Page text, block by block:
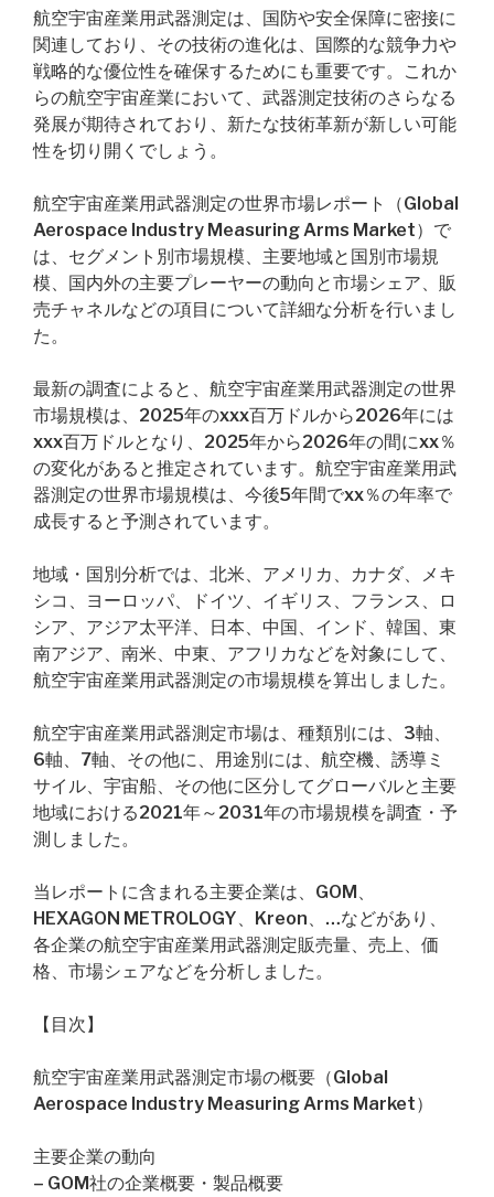
航空宇宙産業用武器測定は、国防や安全保障に密接に
関連しており、その技術の進化は、国際的な競争力や
戦略的な優位性を確保するためにも重要です。これか
らの航空宇宙産業において、武器測定技術のさらなる
発展が期待されており、新たな技術革新が新しい可能
性を切り開くでしょう。
航空宇宙産業用武器測定の世界市場レポート（Global
Aerospace Industry Measuring Arms Market）で
は、セグメント別市場規模、主要地域と国別市場規
模、国内外の主要プレーヤーの動向と市場シェア、販
売チャネルなどの項目について詳細な分析を行いまし
た。
最新の調査によると、航空宇宙産業用武器測定の世界
市場規模は、2025年のxxx百万ドルから2026年には
xxx百万ドルとなり、2025年から2026年の間にxx％
の変化があると推定されています。航空宇宙産業用武
器測定の世界市場規模は、今後5年間でxx％の年率で
成長すると予測されています。
地域・国別分析では、北米、アメリカ、カナダ、メキ
シコ、ヨーロッパ、ドイツ、イギリス、フランス、ロ
シア、アジア太平洋、日本、中国、インド、韓国、東
南アジア、南米、中東、アフリカなどを対象にして、
航空宇宙産業用武器測定の市場規模を算出しました。
航空宇宙産業用武器測定市場は、種類別には、3軸、
6軸、7軸、その他に、用途別には、航空機、誘導ミ
サイル、宇宙船、その他に区分してグローバルと主要
地域における2021年～2031年の市場規模を調査・予
測しました。
当レポートに含まれる主要企業は、GOM、
HEXAGON METROLOGY、Kreon、…などがあり、
各企業の航空宇宙産業用武器測定販売量、売上、価
格、市場シェアなどを分析しました。
【目次】
航空宇宙産業用武器測定市場の概要（Global
Aerospace Industry Measuring Arms Market）
主要企業の動向
– GOM社の企業概要・製品概要